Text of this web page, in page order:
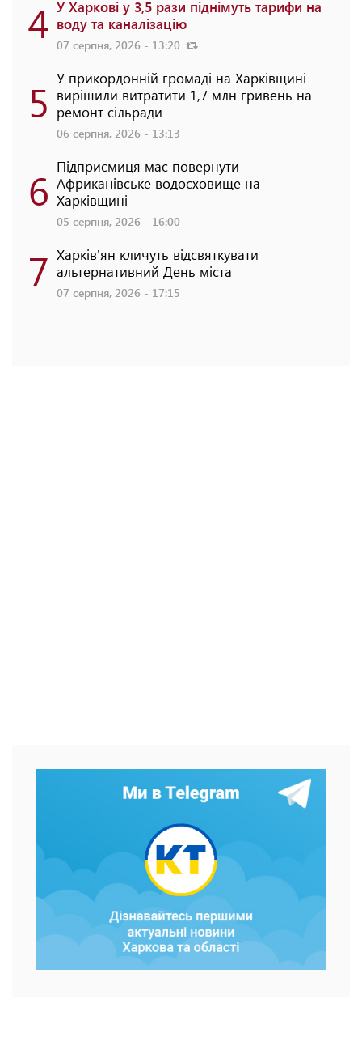
4 У Харкові у 3,5 рази піднімуть тарифи на
воду та каналізацію
07 серпня, 2026 - 13:20
5 У прикордонній громаді на Харківщині
вирішили витратити 1,7 млн гривень на
ремонт сільради
06 серпня, 2026 - 13:13
6 Підприємиця має повернути
Африканівське водосховище на
Харківщині
05 серпня, 2026 - 16:00
7 Харків'ян кличуть відсвяткувати
альтернативний День міста
07 серпня, 2026 - 17:15